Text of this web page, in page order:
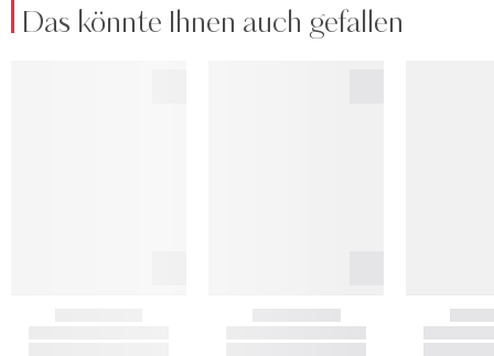
Das könnte Ihnen auch gefallen